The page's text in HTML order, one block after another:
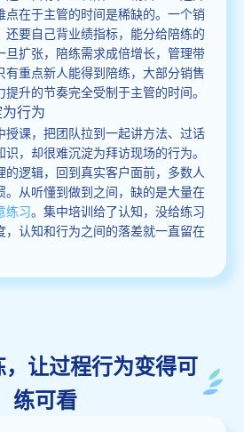
点在于主管的时间是稀缺的。一个销
还要自己背业绩指标，能分给陪练的
旦扩张，陪练需求成倍增长，管理带
有重点新人能得到陪练，大部分销售
升的节奏完全受制于主管的时间。
行为
授课，把团队拉到一起讲方法、过话
，却很难沉淀为拜访现场的行为。
逻辑，回到真实客户面前，多数人
。从听懂到做到之间，缺的是大量在
练习。集中培训给了认知，没给练习
，认知和行为之间的落差就一直留在
让过程行为变得可
练可看